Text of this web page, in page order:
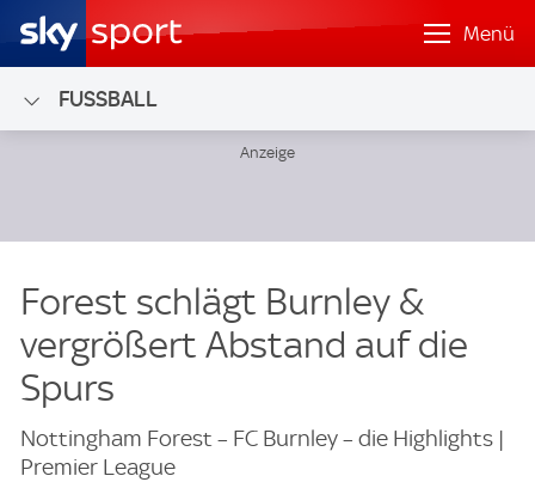
Menü
FUSSBALL
Forest schlägt Burnley &
vergrößert Abstand auf die
Spurs
Nottingham Forest – FC Burnley – die Highlights |
Premier League